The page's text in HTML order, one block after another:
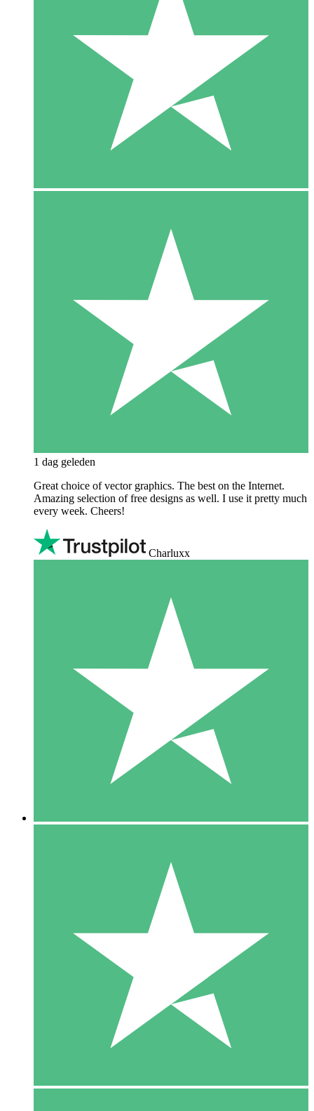
1 dag geleden
Great choice of vector graphics. The best on the Internet.
Amazing selection of free designs as well. I use it pretty much
every week. Cheers!
Charluxx